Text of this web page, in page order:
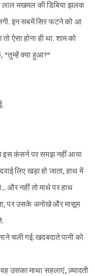
लाल मखमल की डिबिया झलक
लगी. इन सबमें सिर फटने को आ
ऐसा होना ही था. शाम को
क्या हुआ?”
इस कंसर्न पर समझ नहीं आया
लिए खड़ा हो जाता, हाथ में
और नहीं तो माथे पर हाथ
पर उसके अनोखे और मासूम
चली गई. खदबदाते पानी को
उसका माथा सहलाएं, ज़्यादती